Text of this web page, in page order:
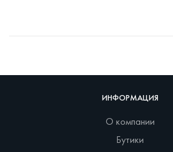
ИНФОРМАЦИЯ
О компании
Бутики